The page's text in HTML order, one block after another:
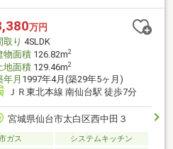
万円
取り 4SLDK
物面積126.82m2
地面積129.46m2
年月 1997年4月(築29年5ヶ月)
ＪＲ東北本線 南仙台駅 徒歩7分
宮城県仙台市太白区西中田３
ガス システムキッチン